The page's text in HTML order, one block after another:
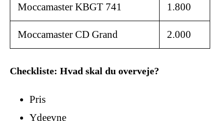
Moccamaster KBGT 741 1.800
Moccamaster CD Grand 2.000
Checkliste: Hvad skal du overveje?
Pris
Ydeevne